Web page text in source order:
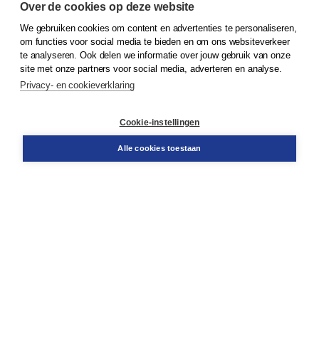
© 2026Koninklijke Boom uitgevers
Klantenservice
Service & informatie
Contact
Over de cookies op deze website
We gebruiken cookies om content en advertenties te personaliseren,
om functies voor social media te bieden en om ons websiteverkeer
te analyseren. Ook delen we informatie over jouw gebruik van onze
site met onze partners voor social media, adverteren en analyse.
Privacy- en cookieverklaring
Cookie-instellingen
Alle cookies toestaan